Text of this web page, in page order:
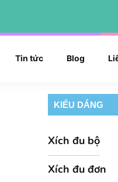
Tin tức Blog
KIỂU DÁNG
Xích đu bộ
Xích đu đơn